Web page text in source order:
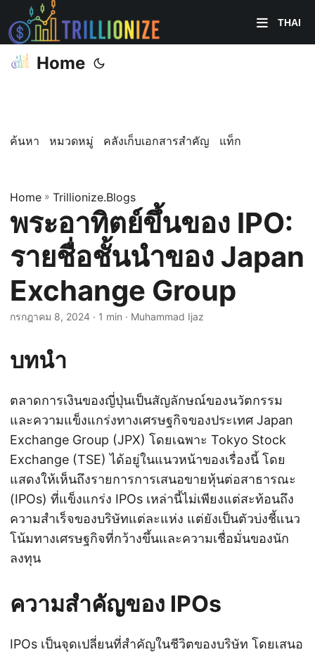
THAI
Home
ค้นหา หมวดหมู่ คลังเก็บเอกสารสำคัญ แท็ก
Home » Trillionize.Blogs
พระอาทิตย์ขึ้นของ IPO:
รายชื่อชั้นนำของ Japan
Exchange Group
กรกฎาคม 8, 2024 · 1 min · Muhammad Ijaz
บทนำ
ตลาดการเงินของญี่ปุ่นเป็นสัญลักษณ์ของนวัตกรรม
และความแข็งแกร่งทางเศรษฐกิจของประเทศ Japan
Exchange Group (JPX) โดยเฉพาะ Tokyo Stock
Exchange (TSE) ได้อยู่ในแนวหน้าของเรื่องนี้ โดย
แสดงให้เห็นถึงรายการการเสนอขายหุ้นต่อสาธารณะ
(IPOs) ที่แข็งแกร่ง IPOs เหล่านี้ไม่เพียงแต่สะท้อนถึง
ความสำเร็จของบริษัทแต่ละแห่ง แต่ยังเป็นตัวบ่งชี้แนว
โน้มทางเศรษฐกิจที่กว้างขึ้นและความเชื่อมั่นของนัก
ลงทุน
ความสำคัญของ IPOs
IPOs เป็นจุดเปลี่ยนที่สำคัญในชีวิตของบริษัท โดยเสนอ